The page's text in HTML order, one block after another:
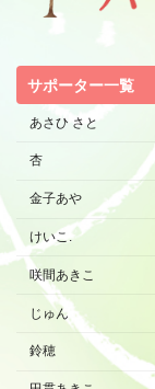
サポーター一覧
あさひ さと
杏
金子あや
けいこ.
咲間あきこ
じゅん
鈴穂